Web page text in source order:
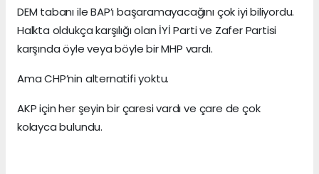
DEM tabanı ile BAP’ı başaramayacağını çok iyi biliyordu.
Halkta oldukça karşılığı olan İYİ Parti ve Zafer Partisi
karşında öyle veya böyle bir MHP vardı.
Ama CHP’nin alternatifi yoktu.
AKP için her şeyin bir çaresi vardı ve çare de çok
kolayca bulundu.